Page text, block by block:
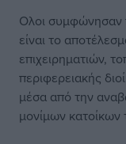
Ολοι συμφώνησαν
είναι το
επιχειρηματιών,
περιφερειακής
μέσα από την
μονίμων κατοίκων